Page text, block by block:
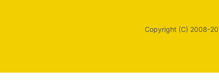
Copyright (C) 2008-